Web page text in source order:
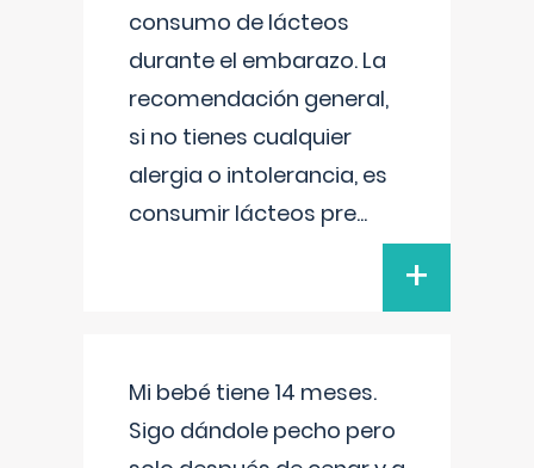
consumo de lácteos
durante el embarazo. La
recomendación general,
si no tienes cualquier
alergia o intolerancia, es
consumir lácteos pre...
+
Mi bebé tiene 14 meses.
Sigo dándole pecho pero